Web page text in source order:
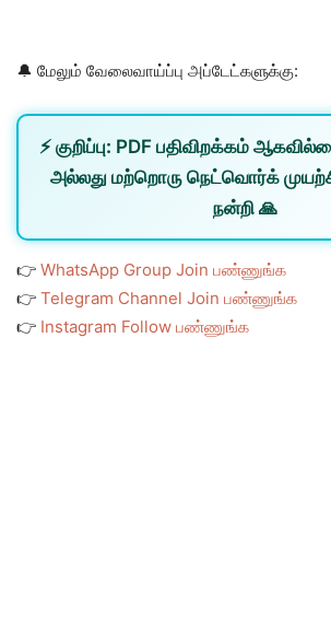
🔔 மேலும் வேலைவாய்ப்பு அப்டேட்களுக்கு:
⚡ குறிப்பு: PDF பதிவிறக்கம்
அல்லது மற்றொரு நெட்வொர்க்
நன்றி 🙏
👉 WhatsApp Group Join பண்ணுங்க
👉 Telegram Channel Join பண்ணுங்க
👉 Instagram Follow பண்ணுங்க